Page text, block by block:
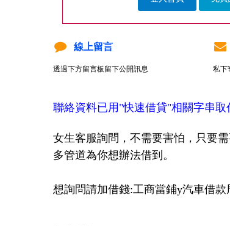
線上留言
透過下方留言板留下公開訊息 私下
聯絡資料已用"快速借貸"相關字串取
女生客服詢問，不需要害怕，只要需
多管道為你想辦法借到。
想詢問請加借錢:工商當鋪y汽車借